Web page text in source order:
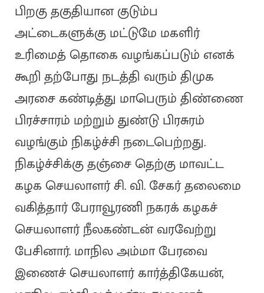
பிறகு தகுதியான குடும்ப
அட்டைகளுக்கு மட்டுமே மகளிர்
உரிமைத் தொகை வழங்கப்படும் எனக்
கூறி தற்போது நடத்தி வரும் திமுக
அரசை கண்டித்து மாபெரும் திண்ணை
பிரச்சாரம் மற்றும் துண்டு பிரசுரம்
வழங்கும் நிகழ்ச்சி நடைபெற்றது.
நிகழ்ச்சிக்கு தஞ்சை தெற்கு மாவட்ட
கழக செயலாளர் சி. வி. சேகர் தலைமை
வகித்தார் பேராவூரணி நகரக் கழகச்
செயலாளர் நீலகண்டன் வரவேற்று
பேசினார். மாநில அம்மா பேரவை
இணைச் செயலாளர் கார்த்திகேயன்,